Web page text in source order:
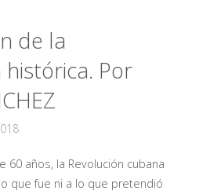
de la
Por
60 años, la Revolución cubana
que fue ni a lo que pretendió